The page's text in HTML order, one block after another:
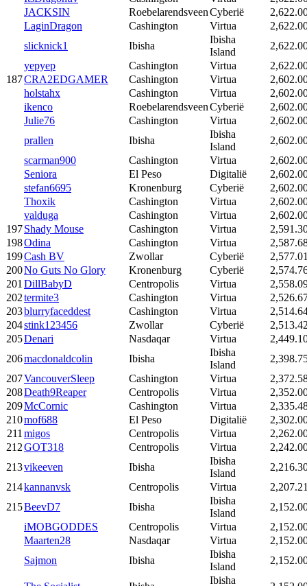
JACKSIN
RoebelarendsveenCyberië
LaginDragon
Cashington Virtua
slicknick1
Ibisha
Ibisha
Island
yepyep
Cashington Virtua
187CRA2EDGAMER Cashington Virtua
holstahx
Cashington Virtua
ikenco
RoebelarendsveenCyberië
Julie76
Cashington Virtua
prallen
Ibisha
Ibisha
Island
scarman900
Cashington Virtua
Seniora
El Peso Digitalië
stefan6695
Kronenburg Cyberië
Thoxik
Cashington Virtua
valduga
Cashington Virtua
197Shady Mouse Cashington Virtua
198Odina Cashington Virtua
199Cash BV Zwollar Cyberië
200No Guts No Glory Kronenburg Cyberië
201 DillBabyD Centropolis Virtua
202termite3 Cashington Virtua
203blurryfaceddest Cashington Virtua
204stink123456 Zwollar Cyberië
205Denari Nasdaqar Virtua
206macdonaldcolin Ibisha
Ibisha
Island
207VancouverSleep Cashington Virtua
208Death9Reaper Centropolis Virtua
209McCornic Cashington Virtua
210mof688 El Peso Digitalië
211 migos Centropolis Virtua
212GOT318 Centropolis Virtua
213vikeeven Ibisha
Ibisha
Island
214kannanvsk Centropolis Virtua
215BeevD7 Ibisha
Ibisha
Island
iMOBGODDES
Centropolis Virtua
Maarten28
Nasdaqar Virtua
Sajmon
Ibisha
Ibisha
Island
Ibisha